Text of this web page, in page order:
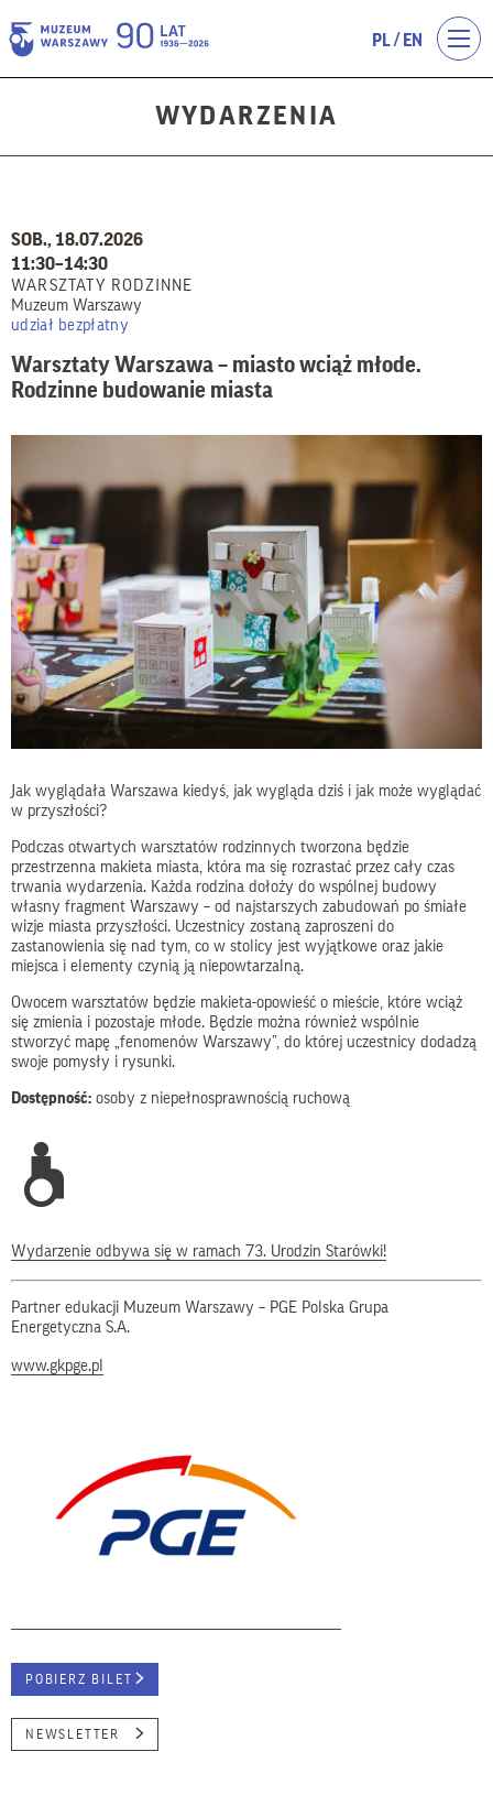
PL/ EN
WYDARZENIA
SOB., 18.07.2026
11:30–14:30
WARSZTATY RODZINNE
Muzeum Warszawy
udział bezpłatny
Warsztaty Warszawa – miasto wciąż młode.
Rodzinne budowanie miasta
Jak wyglądała Warszawa kiedyś, jak wygląda dziś i jak może wyglądać
w przyszłości?
Podczas otwartych warsztatów rodzinnych tworzona będzie
przestrzenna makieta miasta, która ma się rozrastać przez cały czas
trwania wydarzenia. Każda rodzina dołoży do wspólnej budowy
własny fragment Warszawy – od najstarszych zabudowań po śmiałe
wizje miasta przyszłości. Uczestnicy zostaną zaproszeni do
zastanowienia się nad tym, co w stolicy jest wyjątkowe oraz jakie
miejsca i elementy czynią ją niepowtarzalną.
Owocem warsztatów będzie makieta-opowieść o mieście, które wciąż
się zmienia i pozostaje młode. Będzie można również wspólnie
stworzyć mapę „fenomenów Warszawy”, do której uczestnicy dodadzą
swoje pomysły i rysunki.
Dostępność: osoby z niepełnosprawnością ruchową
Wydarzenie odbywa się w ramach 73. Urodzin Starówki!
Partner edukacji Muzeum Warszawy – PGE Polska Grupa
Energetyczna S.A.
www.gkpge.pl
POBIERZ BILET
NEWSLETTER